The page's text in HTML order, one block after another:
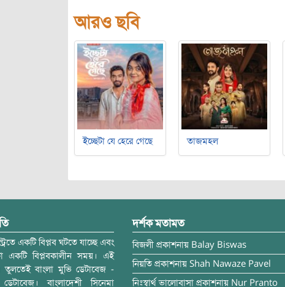
আরও ছবি
ইচ্ছেটা যে হেরে গেছে তাজমহল
একটি বিপ্লব ঘটতে যাচ্ছে এবং
একটি বিপ্লবকালীন সময়। এই
তুলতেই বাংলা মুভি ডেটাবেজ -
বাংলাদেশী সিনেমা
দর্শক মতামত
বিজলী প্রকাশনায় Balay Biswas
নিয়তি প্রকাশনায় Shah Nawaze Pavel
নিঃস্বার্থ ভালোবাসা প্রকাশনায় Nur Pranto